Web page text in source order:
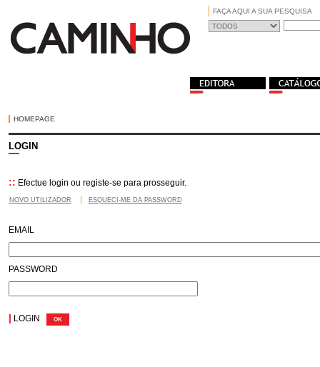
FAÇA AQUI A SUA PESQUISA
HOMEPAGE
LOGIN
:: Efectue login ou registe-se para prosseguir.
NOVO UTILIZADOR ESQUECI-ME DA PASSWORD
EMAIL
PASSWORD
| LOGIN